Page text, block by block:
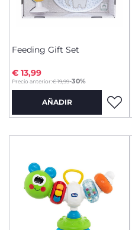
Feeding Gift Set
Precio anterior:€ 19,99-30%
to
€ 13,99
AÑADIR